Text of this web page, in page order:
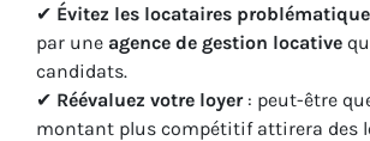
✔ Évitez les locataires
par une agence de gestion locative
candidats.
✔ Réévaluez votre loyer: peut-être
montant plus compétitif attirera des